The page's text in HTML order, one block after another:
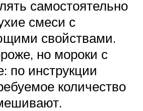
самостоятельно
смеси с
свойствами.
но мороки с
по инструкции
количество